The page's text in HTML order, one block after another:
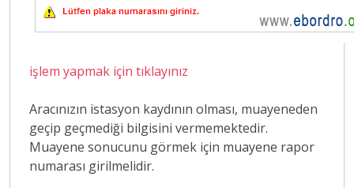
işlem yapmak için tıklayınız
Aracınızın istasyon kaydının olması, muayeneden
geçip geçmediği bilgisini vermemektedir.
Muayene sonucunu görmek için muayene rapor
numarası girilmelidir.